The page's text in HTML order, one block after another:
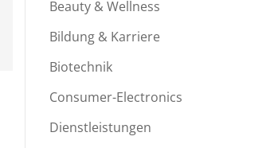
Beauty & Wellness
Bildung & Karriere
Biotechnik
Consumer-Electronics
Dienstleistungen